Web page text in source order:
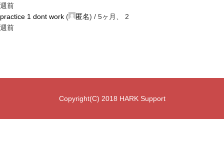
週前
practice 1 dont work ( 匿名) / 5ヶ月、 2
週前
Copyright(C) 2018 HARK Support